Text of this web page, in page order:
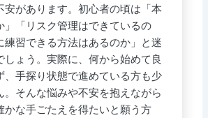
安があります。初心者の頃は「本
」「リスク管理はできているの
練習できる方法はあるのか」と迷
しょう。実際に、何から始めて良
、手探り状態で進めている方も少
。そんな悩みや不安を抱えながら
かな手ごたえを得たいと願う方